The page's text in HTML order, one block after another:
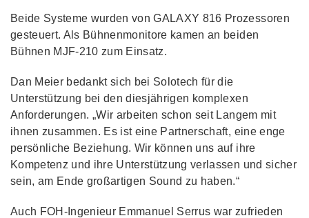
Beide Systeme wurden von GALAXY 816 Prozessoren
gesteuert. Als Bühnenmonitore kamen an beiden
Bühnen MJF-210 zum Einsatz.
Dan Meier bedankt sich bei Solotech für die
Unterstützung bei den diesjährigen komplexen
Anforderungen. „Wir arbeiten schon seit Langem mit
ihnen zusammen. Es ist eine Partnerschaft, eine enge
persönliche Beziehung. Wir können uns auf ihre
Kompetenz und ihre Unterstützung verlassen und sicher
sein, am Ende großartigen Sound zu haben.“
Auch FOH-Ingenieur Emmanuel Serrus war zufrieden